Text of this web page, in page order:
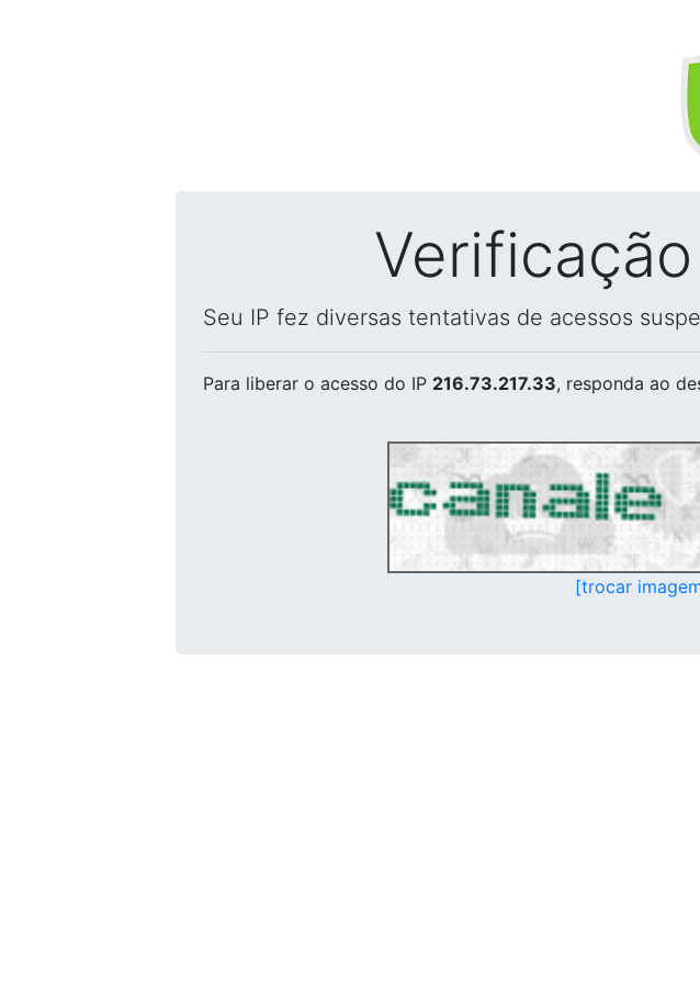
Seu IP fez diversas tentativas de acessos
Para liberar o acesso do IP 216.73.217.33, responda ao
[trocar